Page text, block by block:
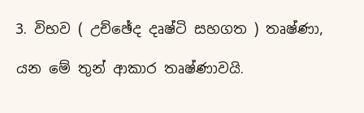
විභව ( උච්ඡේද දෘෂ්ටි සහගත ) තෘෂ්ණා,
යන මේ තුන් ආකාර තෘෂ්ණාවයි.